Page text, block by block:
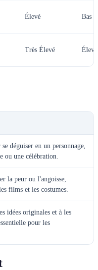
Élevé Bas
Très Élevé Élevé
déguiser en un personnage,
ou une célébration.
la peur ou l'angoisse,
films et les costumes.
idées originales et à les
pour les